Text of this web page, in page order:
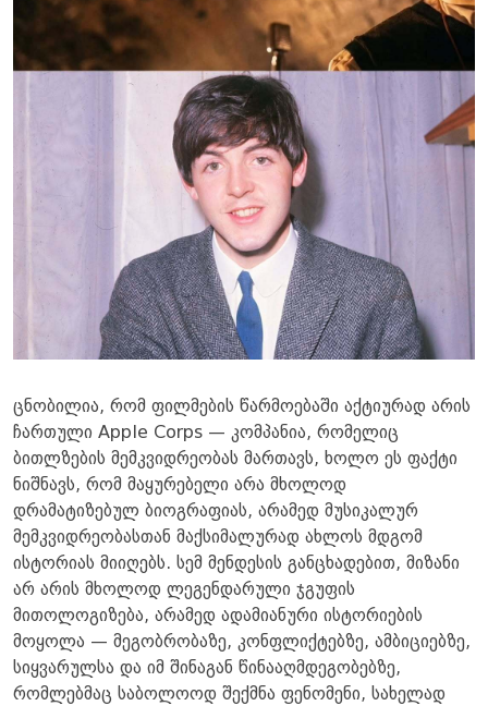
ცნობილია, რომ ფილმების წარმოებაში აქტიურად არის
ჩართული Apple Corps — კომპანია, რომელიც
ბითლზების მემკვიდრეობას მართავს, ხოლო ეს ფაქტი
ნიშნავს, რომ მაყურებელი არა მხოლოდ
დრამატიზებულ ბიოგრაფიას, არამედ მუსიკალურ
მემკვიდრეობასთან მაქსიმალურად ახლოს მდგომ
ისტორიას მიიღებს. სემ მენდესის განცხადებით, მიზანი
არ არის მხოლოდ ლეგენდარული ჯგუფის
მითოლოგიზება, არამედ ადამიანური ისტორიების
მოყოლა — მეგობრობაზე, კონფლიქტებზე, ამბიციებზე,
სიყვარულსა და იმ შინაგან წინააღმდეგობებზე,
რომლებმაც საბოლოოდ შექმნა ფენომენი, სახელად